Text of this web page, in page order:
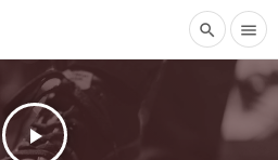
search menu
play_arrow